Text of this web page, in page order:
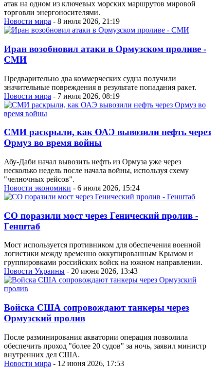
атак на одном из ключевых морских маршрутов мировой
торговли энергоносителями.
Новости мира - 8 июля 2026, 21:19
Иран возобновил атаки в Ормузском проливе -
СМИ
Предварительно два коммерческих судна получили
значительные повреждения в результате попадания ракет.
Новости мира - 7 июля 2026, 08:19
СМИ раскрыли, как ОАЭ вывозили нефть через
Ормуз во время войны
Абу-Даби начал вывозить нефть из Ормуза уже через
несколько недель после начала войны, используя схему
"челночных рейсов".
Новости экономики - 6 июля 2026, 15:24
СО поразили мост через Генический пролив -
Генштаб
Мост используется противником для обеспечения военной
логистики между временно оккупированным Крымом и
группировками российских войск на южном направлении.
Новости Украины - 20 июня 2026, 13:43
Войска США сопровождают танкеры через
Ормузский пролив
После разминирования акватории операция позволила
обеспечить проход "более 20 судов" за ночь, заявил министр
внутренних дел США.
Новости мира - 12 июня 2026, 17:53